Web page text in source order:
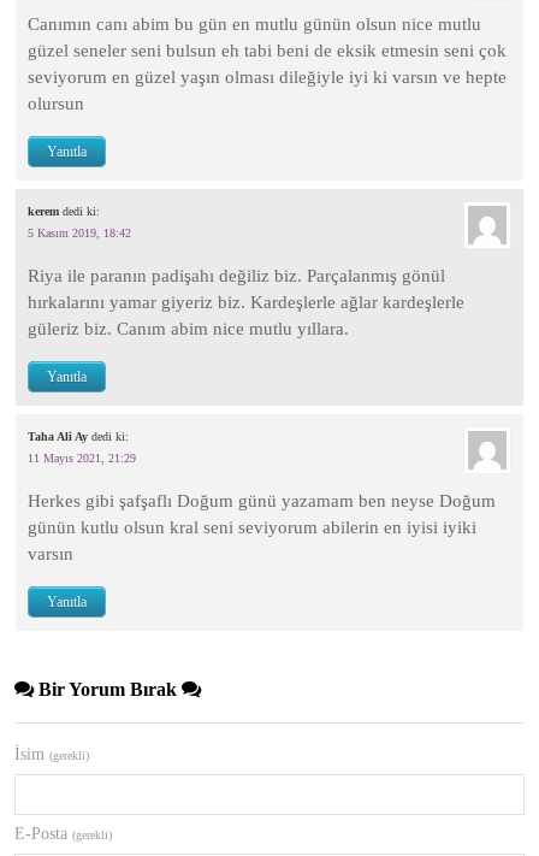
Canımın canı abim bu gün en mutlu günün olsun nice mutlu
güzel seneler seni bulsun eh tabi beni de eksik etmesin seni çok
seviyorum en güzel yaşın olması dileğiyle iyi ki varsın ve hepte
olursun
Yanıtla
kerem dedi ki:
5 Kasım 2019, 18:42
Riya ile paranın padişahı değiliz biz. Parçalanmış gönül
hırkalarını yamar giyeriz biz. Kardeşlerle ağlar kardeşlerle
güleriz biz. Canım abim nice mutlu yıllara.
Yanıtla
Taha Ali Ay dedi ki:
11 Mayıs 2021, 21:29
Herkes gibi şafşaflı Doğum günü yazamam ben neyse Doğum
günün kutlu olsun kral seni seviyorum abilerin en iyisi iyiki
varsın
Yanıtla
Bir Yorum Bırak
İsim (gerekli)
E-Posta (gerekli)